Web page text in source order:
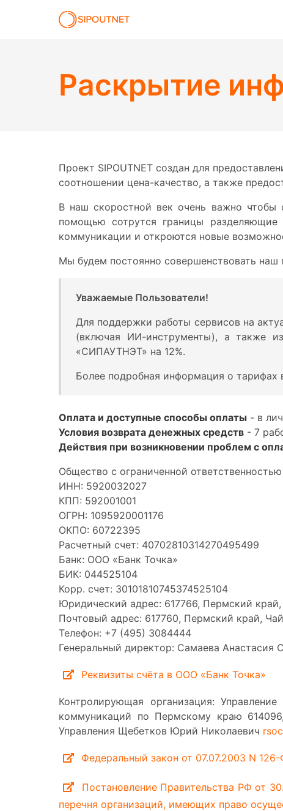
Раскрытие
Проект SIPOUTNET создан для
соотношении цена-качество, а также
В наш скоростной век очень важно чтобы
помощью сотрутся границы
коммуникации и откроются новые
Мы будем постоянно совершенствовать
Уважаемые Пользователи!
Для поддержки работы сервисов на
(включая ИИ-инструменты), а также
«СИПАУТНЭТ» на 12%.
Более подробная информация о тарифах
Оплата и доступные способы оплаты - в
Условия возврата денежных средств - 7
Действия при возникновении проблем с
Общество с ограниченной
ИНН: 5920032027
КПП: 592001001
ОГРН: 1095920001176
ОКПО: 60722395
Расчетный счет: 40702810314270495499
Банк: ООО «Банк Точка»
БИК: 044525104
Корр. счет: 30101810745374525104
Юридический адрес: 617766, Пермский
Почтовый адрес: 617760, Пермский край,
Телефон: +7 (495) 3084444
Генеральный директор: Самаева Анастасия
Реквизиты счёта в ООО «Банк Точка»
Контролирующая организация:
коммуникаций по Пермскому краю
Управления Щебетков Юрий Николаевич
Федеральный закон от 07.07.2003 N
Постановление Правительства РФ от
перечня организаций, имеющих право